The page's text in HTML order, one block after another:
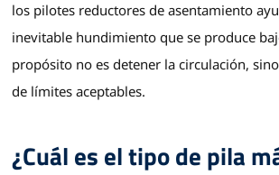
los pilotes reductores de asentamiento
inevitable hundimiento que se produce
propósito no es detener la circulación,
de límites aceptables.
¿Cuál es el tipo de pila